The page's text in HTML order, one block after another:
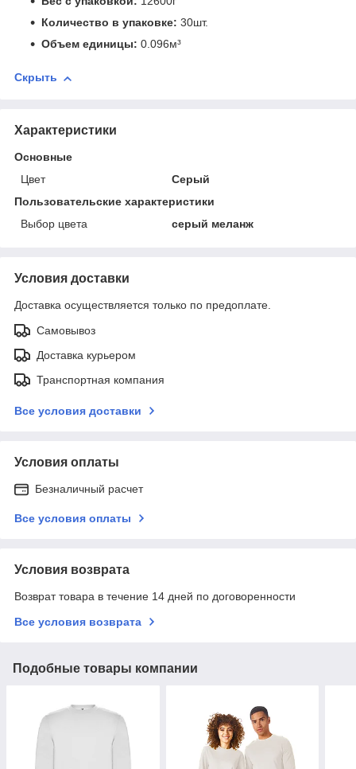
Количество в упаковке: 30шт.
Объем единицы: 0.096м³
Скрыть
Характеристики
Основные
Цвет
Серый
Пользовательские характеристики
Выбор цвета
серый меланж
Условия доставки
Доставка осуществляется только по предоплате.
Самовывоз
Доставка курьером
Транспортная компания
Все условия доставки
Условия оплаты
Безналичный расчет
Все условия оплаты
Условия возврата
Возврат товара в течение 14 дней по договоренности
Все условия возврата
Подобные товары компании